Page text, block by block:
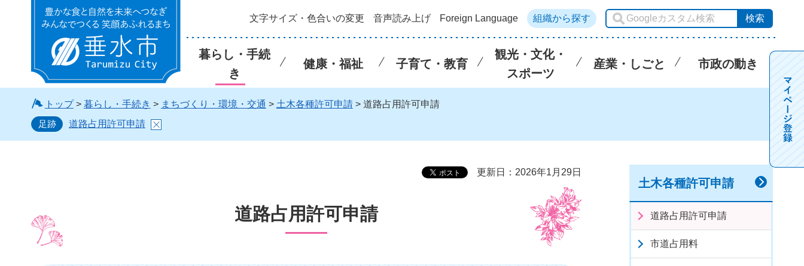
垂水市 文字サイズ・色合いの変更 音声読み上げ Foreign Language 組織から探す
暮らし・手続
き
健康・福祉 子育て・教育
観光・文化・
スポーツ
産業・しごと 市政の動き
トップ> 暮らし・手続き > まちづくり・環境・交通 > 土木各種許可申請> 道路占用許可申請
足跡
道路占用許可申請
更新日：2026年1月29日
道路占用許可申請
土木各種許可申請
道路占用許可申請
市道占用料